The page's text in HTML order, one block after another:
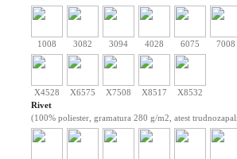
1008 3082 3094 4028 6075 7008
X4528 X6575 X7508 X8517
X8532
Rivet
(100% poliester, gramatura 280 g/m2, atest